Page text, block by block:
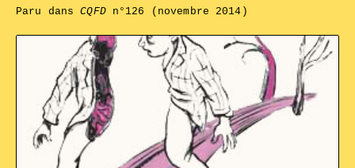
Paru dansCQFDn°126 (novembre 2014)